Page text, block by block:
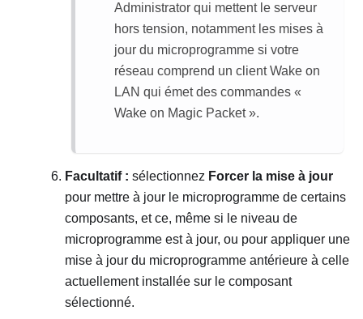
Administrator qui mettent le serveur
hors tension, notamment les mises à
jour du microprogramme si votre
réseau comprend un client Wake on
LAN qui émet des commandes «
Wake on Magic Packet ».
Facultatif : sélectionnez Forcer la mise à jour
pour mettre à jour le microprogramme de certains
composants, et ce, même si le niveau de
microprogramme est à jour, ou pour appliquer une
mise à jour du microprogramme antérieure à celle
actuellement installée sur le composant
sélectionné.